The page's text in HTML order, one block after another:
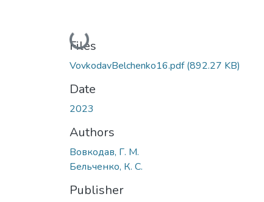
Loading...
Files
VovkodavBelchenko16.pdf(892.27 KB)
Date
2023
Authors
Вовкодав, Г. М.
Бельченко, К. С.
Publisher